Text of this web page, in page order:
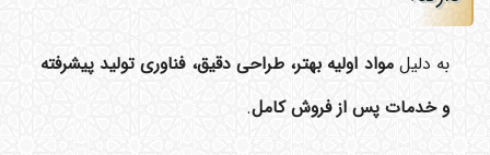
به دلیلمواد اولیه بهتر، طراحی دقیق، فناوری تولید پیشرفته
و خدمات پس از فروش کامل.